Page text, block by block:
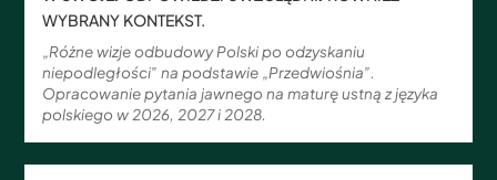
WYBRANY KONTEKST.
„Różne wizje odbudowy Polski po odzyskaniu
niepodległości” na podstawie „Przedwiośnia”.
Opracowanie pytania jawnego na maturę ustną z języka
polskiego w 2026, 2027 i 2028.